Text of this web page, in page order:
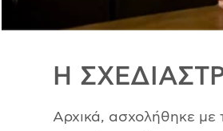
Η
Αρχικά, ασχολήθηκε με